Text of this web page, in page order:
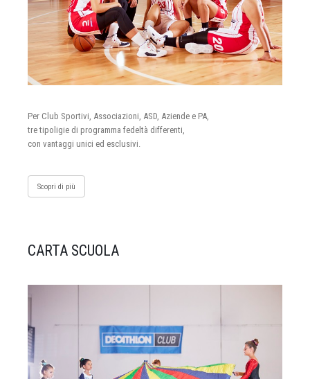
Per Club Sportivi, Associazioni, ASD, Aziende e PA,
tre tipoligie di programma fedeltà differenti,
con vantaggi unici ed esclusivi.
Scopri di più
CARTA SCUOLA